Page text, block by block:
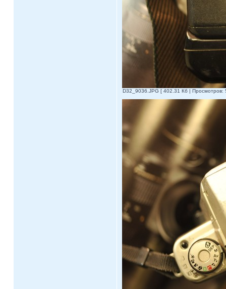
D32_9036.JPG [ 402.31 Кб | Просмотров: